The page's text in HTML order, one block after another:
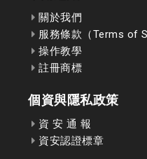
關於我們
服務條款（Terms of
操作教學
註冊商標
個資與隱私政策
資 安 通 報
資安認證標章